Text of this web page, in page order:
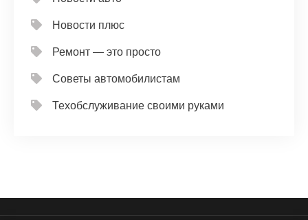
Новости плюс
Ремонт — это просто
Советы автомобилистам
Техобслуживание своими руками